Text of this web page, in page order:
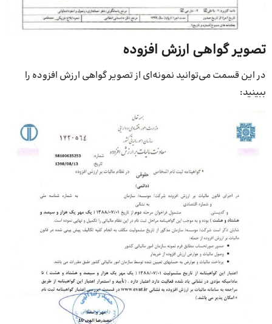
تصویر گواهی ارزش افزوده
در این قسمت می‌توانید نمونه‌ای از تصویر گواهی ارزش افزوده را
ببینید: